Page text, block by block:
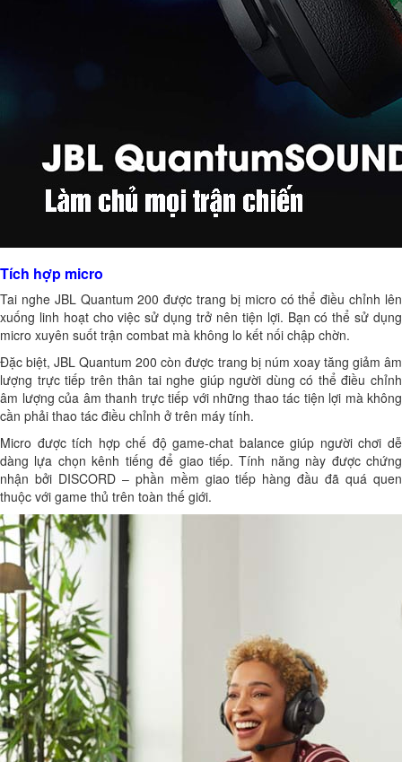
Tích hợp micro
Tai nghe JBL Quantum 200 được trang bị micro có thể điều chỉnh lên
xuống linh hoạt cho việc sử dụng trở nên tiện lợi. Bạn có thể sử dụng
micro xuyên suốt trận combat mà không lo kết nối chập chờn.
Đặc biệt, JBL Quantum 200 còn được trang bị núm xoay tăng giảm âm
lượng trực tiếp trên thân tai nghe giúp người dùng có thể điều chỉnh
âm lượng của âm thanh trực tiếp với những thao tác tiện lợi mà không
cần phải thao tác điều chỉnh ở trên máy tính.
Micro được tích hợp chế độ game-chat balance giúp người chơi dễ
dàng lựa chọn kênh tiếng để giao tiếp. Tính năng này được chứng
nhận bởi DISCORD – phần mềm giao tiếp hàng đầu đã quá quen
thuộc với game thủ trên toàn thế giới.